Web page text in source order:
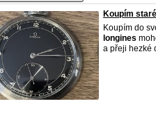
Koupím
Koupím do
longines
a přeji hezké